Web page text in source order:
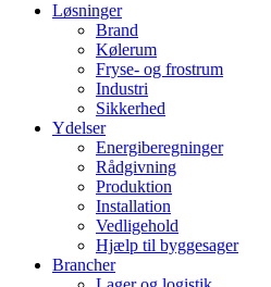
Løsninger
Brand
Kølerum
Fryse- og frostrum
Industri
Sikkerhed
Ydelser
Energiberegninger
Rådgivning
Produktion
Installation
Vedligehold
Hjælp til byggesager
Brancher